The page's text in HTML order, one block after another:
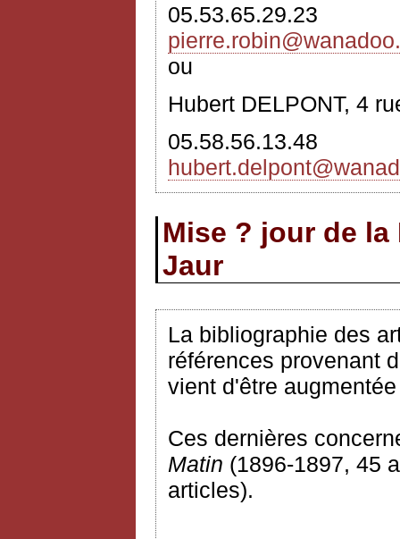
05.53.65.29.23
pierre.robin
ou
Hubert DELPONT, 4
05.58.56.13.48
Mise ? jour de
Jaur
La bibliographie des
références provenant
vient d'être
Ces dernières
Matin (1896-1897, 45
articles).